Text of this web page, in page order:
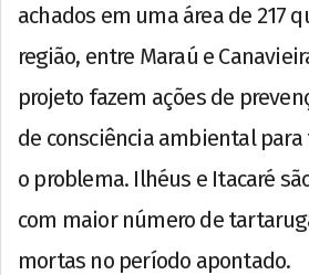
achados em uma área de 217
região, entre Maraú e
projeto fazem ações de
de consciência ambiental
o problema. Ilhéus e Itacaré
com maior número de
mortas no período apontado.